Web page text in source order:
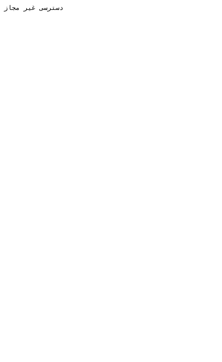
دسترسی غیر مجاز